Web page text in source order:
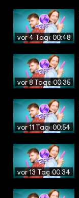
vor 4 Tagen00:48
vor 8 Tagen00:35
vor 11 Tagen00:54
vor 13 Tagen00:34